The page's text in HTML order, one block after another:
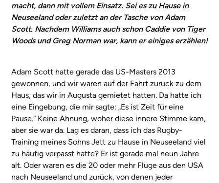
macht, dann mit vollem Einsatz. Sei es zu Hause in
Neuseeland oder zuletzt an der Tasche von Adam
Scott. Nachdem Williams auch schon Caddie von Tiger
Woods und Greg Norman war, kann er einiges erzählen!
Adam Scott hatte gerade das US-Masters 2013
gewonnen, und wir waren auf der Fahrt zurück zu dem
Haus, das wir in Augusta gemietet hatten. Da hatte ich
eine Eingebung, die mir sagte: „Es ist Zeit für eine
Pause.“ Keine Ahnung, woher diese innere Stimme kam,
aber sie war da. Lag es daran, dass ich das Rugby-
Training meines Sohns Jett zu Hause in Neuseeland viel
zu häufig verpasst hatte? Er ist gerade mal neun Jahre
alt. Oder waren es die 20 oder mehr Flüge aus den USA
nach Neuseeland und zurück, von denen jeder